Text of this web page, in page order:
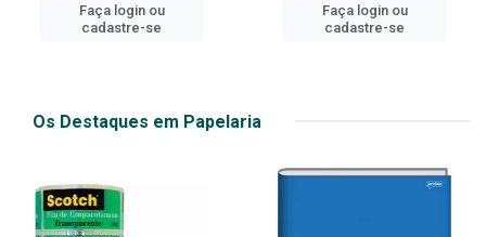
Faça login ou
cadastre-se
Faça login ou
cadastre-se
Os Destaques em Papelaria